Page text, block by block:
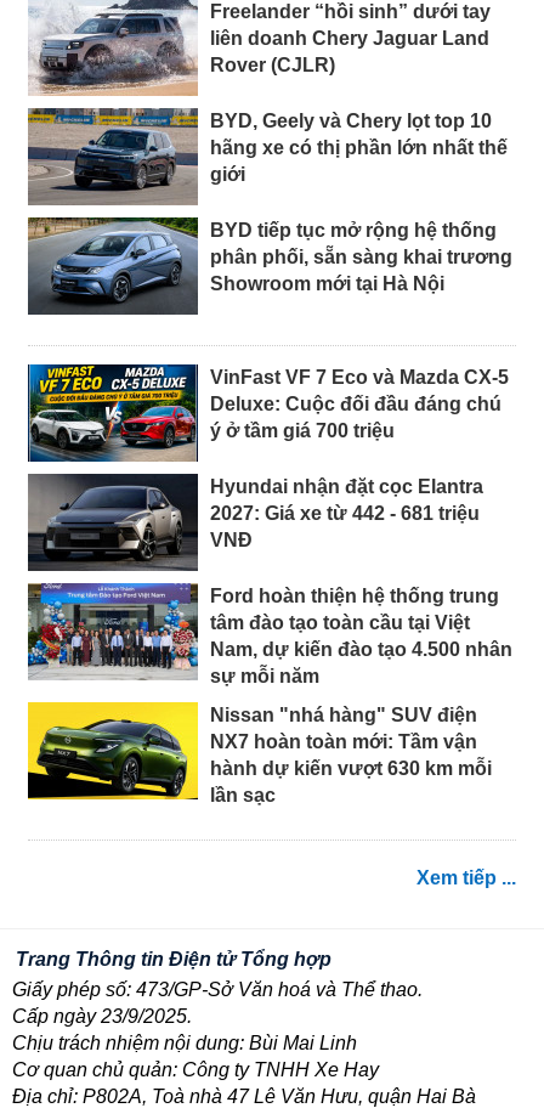
Freelander “hồi sinh” dưới tay
liên doanh Chery Jaguar Land
Rover (CJLR)
BYD, Geely và Chery lọt top 10
hãng xe có thị phần lớn nhất thế
giới
BYD tiếp tục mở rộng hệ thống
phân phối, sẵn sàng khai trương
Showroom mới tại Hà Nội
VinFast VF 7 Eco và Mazda CX-5
Deluxe: Cuộc đối đầu đáng chú
ý ở tầm giá 700 triệu
Hyundai nhận đặt cọc Elantra
2027: Giá xe từ 442 - 681 triệu
VNĐ
Ford hoàn thiện hệ thống trung
tâm đào tạo toàn cầu tại Việt
Nam, dự kiến đào tạo 4.500 nhân
sự mỗi năm
Nissan "nhá hàng" SUV điện
NX7 hoàn toàn mới: Tầm vận
hành dự kiến vượt 630 km mỗi
lần sạc
Xem tiếp ...
Trang Thông tin Điện tử Tổng hợp
Giấy phép số: 473/GP-Sở Văn hoá và Thể thao.
Cấp ngày 23/9/2025.
Chịu trách nhiệm nội dung: Bùi Mai Linh
Cơ quan chủ quản: Công ty TNHH Xe Hay
Địa chỉ: P802A, Toà nhà 47 Lê Văn Hưu, quận Hai Bà